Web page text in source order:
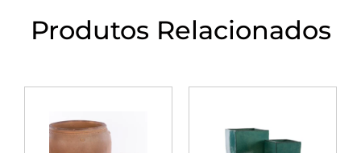
Produtos Relacionados